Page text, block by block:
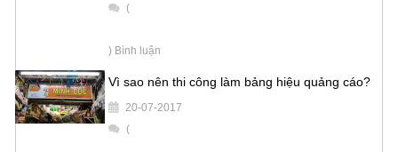
(
) Bình luận
Vì sao nên thi công làm bảng hiệu quảng cáo?
20-07-2017
(